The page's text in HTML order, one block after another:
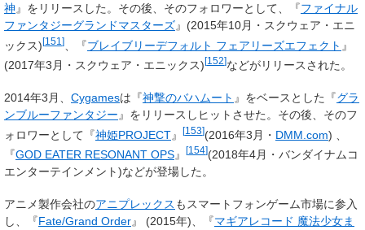
神 』をリリースした。その後、そのフォロワーとして、『ファイナル
ファンタジーグランドマスターズ』(2015年10月・スクウェア・エニ
ックス)[151 ] 、『ブレイブリーデフォルト フェアリーズエフェクト 』
(2017年3月・スクウェア・エニックス)[152]などがリリースされた。
2014年3月、 Cygamesは『神撃のバハムート 』をベースとした『グラ
ンブルーファンタジー 』をリリースしヒットさせた。その後、そのフ
ォロワーとして『神姫PROJECT』 [153](2016年3月・ DMM.com) 、
『GOD EATER RESONANT OPS』 [154](2018年4月・バンダイナムコ
エンターテインメント)などが登場した。
アニメ製作会社のアニプレックス もスマートフォンゲーム市場に参入
し、『Fate/Grand Order』 (2015年)、『マギアレコード 魔法少女ま